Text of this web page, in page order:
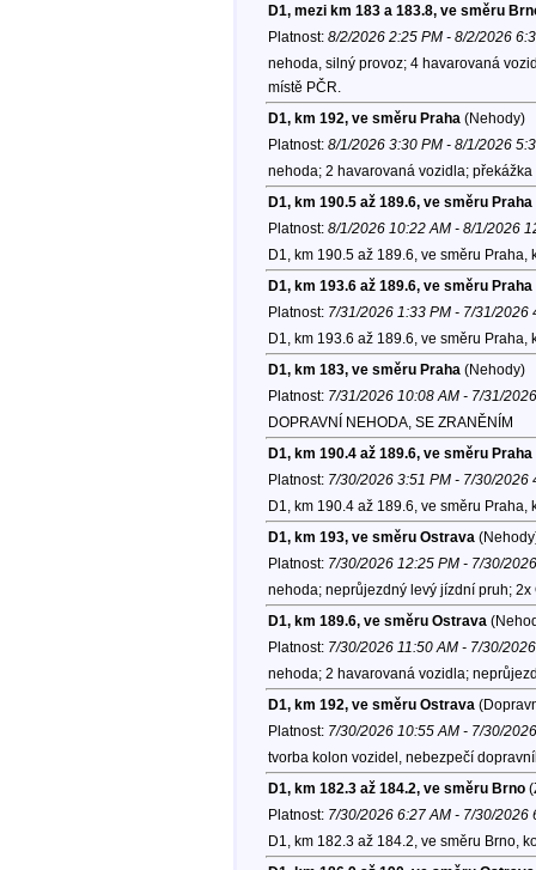
D1, mezi km 183 a 183.8, ve směru
Platnost: 8/2/2026 2:25 PM - 8/2/2026
nehoda, silný provoz; 4 havarovaná
místě PČR.
D1, km 192, ve směru Praha (Nehody)
Platnost: 8/1/2026 3:30 PM - 8/1/2026
nehoda; 2 havarovaná vozidla;
D1, km 190.5 až 189.6, ve směru Praha
Platnost: 8/1/2026 10:22 AM - 8/1/2026
D1, km 190.5 až 189.6, ve směru Praha,
D1, km 193.6 až 189.6, ve směru Praha
Platnost: 7/31/2026 1:33 PM - 7/31/2026
D1, km 193.6 až 189.6, ve směru Praha,
D1, km 183, ve směru Praha (Nehody)
Platnost: 7/31/2026 10:08 AM - 7/31/
DOPRAVNÍ NEHODA, SE ZRANĚNÍM
D1, km 190.4 až 189.6, ve směru Praha
Platnost: 7/30/2026 3:51 PM - 7/30/2026
D1, km 190.4 až 189.6, ve směru Praha,
D1, km 193, ve směru Ostrava
Platnost: 7/30/2026 12:25 PM - 7/30/
nehoda; neprůjezdný levý jízdní pruh; 2x
D1, km 189.6, ve směru Ostrava
Platnost: 7/30/2026 11:50 AM - 7/30/
nehoda; 2 havarovaná vozidla;
D1, km 192, ve směru Ostrava
Platnost: 7/30/2026 10:55 AM - 7/30/
tvorba kolon vozidel, nebezpečí
D1, km 182.3 až 184.2, ve směru Brno
Platnost: 7/30/2026 6:27 AM - 7/30/2026
D1, km 182.3 až 184.2, ve směru Brno,